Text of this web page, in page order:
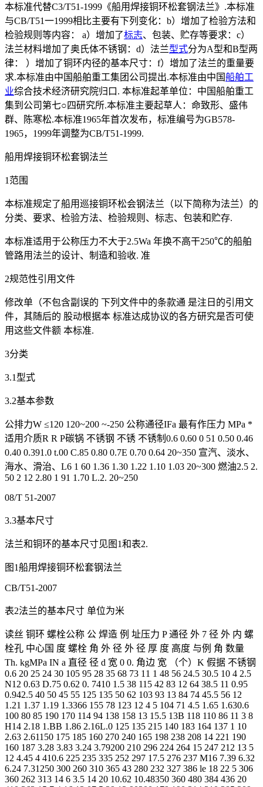
本标准代替C3/T51-1999《船用焊接铜环松套钢法兰》.本标准
与CB/T51一1999相比主要有下列变化：b）增加了检验方法和
检验规则等内容： a）增加了标志、包装、贮存等要求：c）
法兰材料增加了奥氏体不锈钢：d）法兰型式分为A型和B型两
律： ）增加了铜环内径的基本尺寸：f）增加了法兰的重量要
求.本标准由中国船舶重工集团公司提出.本标准由中国船舶工
业综合技术经济研究院归口. 本标准起革单位：中国船舶重工
集到公司第七○四研究所.本标准主要起草人：命致形、盛伟
群、陈寒松.本标准1965年首次发布，标准编号为GB578-
1965，1999年调整为CB/T51-1999.
船用焊接铜环松套钢法兰
1范围
本标准规定了船用巡接铜环松会钢法兰（以下简称为法兰）的
分类、要求、检验方法、检验规则、标志、包装和贮存.
本标准适用于公称压力不大于2.5Wa 年换不高干250℃的船舶
管路用法兰的设计、制造和验收. 准
2规范性引用文件
修改单（不包含副误的 下列文件中的条款通 是注日的引用文
件，其随后的 股动根据本 标准达成协议的各方研究是否可使
用这些文件额 本标准.
3分类
3.1型式
3.2基本参数
公排力W ≤120 120~200 ~-250 公称通径IFa 最有作压力 MPa *
适用介质R R P碳锅 不锈钢 不锈 不锈制0.6 0.60 0 51 0.50 0.46
0.40 0.391.0 t.00 C.85 0.80 0.7E 0.70 0.64 20~350 宣汽、淡水、
海水、滑治、L6 1 60 1.36 1.30 1.22 1.10 1.03 20~300 燃油2.5 2.
50 2 12 2.80 1 91 1.70 L.2. 20~250
08/T 51-2007
3.3基本尺寸
法兰和铜环的基本尺寸见图1和表2.
图1船用焊接铜环松套钢法兰
CB/T51-2007
表2法兰的基本尺寸 单位为米
读丝 铜环 螺栓公称 公 焊造 例 址压力 P 通径 外 7 径 外 内 螺
栓孔 中心国 度 螺栓 角 外 径 外 径 厚 度 高度 与例 角 数量
Th. kgMPa IN a 直径 径 d 宽 0 0. 角边 宽 （个）K 假据 不锈钢
0.6 20 25 24 30 105 95 28 35 68 73 11 1 48 56 24.5 30.5 10 4 2.5
N12 0.63 D.75 0.62 0. 7410 1.5 38 115 42 83 12 64 38.5 11 0.95
0.942.5 40 50 45 55 125 135 50 62 103 93 13 84 74 45.5 56 12
1.21 1.37 1.19 1.3366 155 78 123 12 4 5 104 71 4.5 1.65 1.630.6
100 80 85 190 170 114 94 138 158 13 15.5 13B 118 110 86 11 3 8
H14 2.18 1.BB 1.86 2.16L.0 125 135 215 140 183 164 137 1 10
2.63 2.61150 175 185 160 270 240 165 198 238 208 14 221 190
160 187 3.28 3.83 3.24 3.79200 210 296 224 264 15 247 212 13 5
12 4.45 4 410.6 225 235 335 252 297 17.5 276 237 M16 7.39 6.32
6.24 7.31250 300 260 310 365 43 280 232 327 386 le 18 22 5 306
360 262 313 14 6 3.5 14 20 10.62 10.48350 360 480 384 436 20